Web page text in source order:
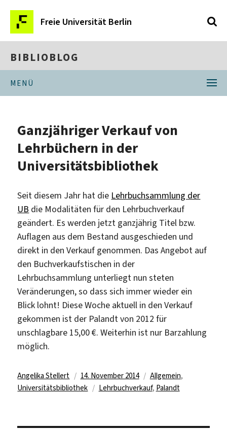
Freie Universität Berlin
BIBLIOBLOG
MENÜ
Ganzjähriger Verkauf von
Lehrbüchern in der
Universitätsbibliothek
Seit diesem Jahr hat die Lehrbuchsammlung der
UB die Modalitäten für den Lehrbuchverkauf
geändert. Es werden jetzt ganzjährig Titel bzw.
Auflagen aus dem Bestand ausgeschieden und
direkt in den Verkauf genommen. Das Angebot auf
den Buchverkaufstischen in der
Lehrbuchsammlung unterliegt nun steten
Veränderungen, so dass sich immer wieder ein
Blick lohnt! Diese Woche aktuell in den Verkauf
gekommen ist der Palandt von 2012 für
unschlagbare 15,00 €. Weiterhin ist nur Barzahlung
möglich.
Autor
Angelika Stellert
Veröffentlicht
am
14. November 2014 Kategorien
Allgemein,
Universitätsbibliothek
Schlagwörter
Lehrbuchverkauf, Palandt